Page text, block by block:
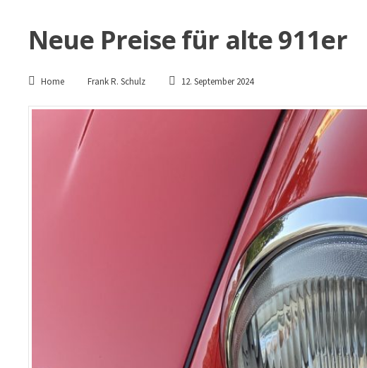
Neue Preise für alte 911er
Home Frank R. Schulz 12. September 2024